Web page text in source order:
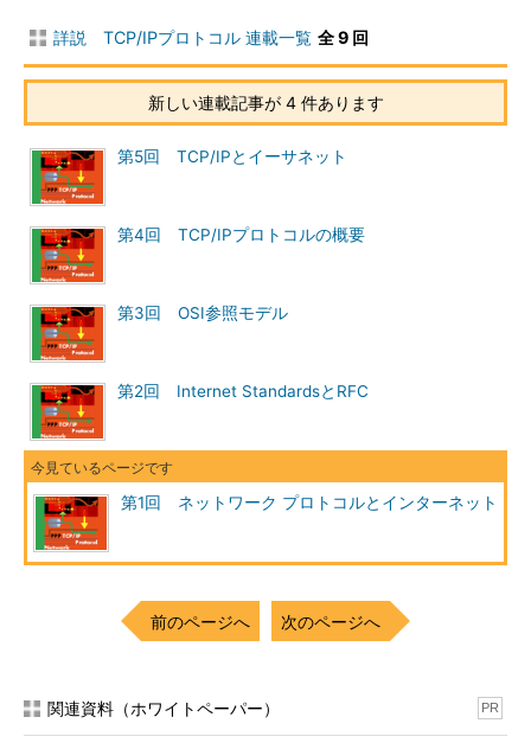
ため、パケットは一時的にルータに貯えられる。もし、ルータに
パケットを貯えるための記憶領域がない（いっぱいになってしま
れてくると、あふれたパケットは破棄せざるをえない。この場
合、パケットが途中で消失することになり、目的のコンピュータ
次のルータがパケットを処理できない状態であることがあらかじ
め分かっていれば、次のルータがパケットを処理できるようにな
が連続していても、次にパケットを送るルータの状態に応じてル
ートを変更したりする。そのためパケットが到着するまでの時間
が一定ではなくなったり、パケットが到着する順序が入れ替わっ
たりすることもある。
パケット交換型ネットワークでは、このようなパケットの消失
や到着順序の入れ替わりなどの事態が発生する可能性があるが、
その反面、実はネットワーク資源を有効に活用できるという利点
がある。というのは、パケットを送信するときだけにしかリンク
を占有しないし、回線交換のようにあらかじめ回線を確立してお
れがパケットを送るために要する時間は非常に短いため、1つの
き、コスト的に有利になる可能性がある。このような利点から、
パケット交換はコンピュータのネットワークで広く利用されてい
詳説 TCP/IPプロトコル 連載一覧 全 9 回
新しい連載記事が 4 件あります
第5回 TCP/IPとイーサネット
第4回 TCP/IPプロトコルの概要
第3回 OSI参照モデル
第2回 Internet StandardsとRFC
第1回 ネットワーク プロトコルとインターネット
前のページへ 次のページへ
関連資料（ホワイトペーパー） PR